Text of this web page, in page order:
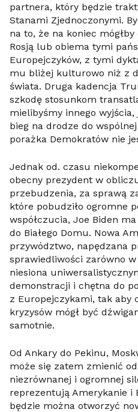
partnera, który będzie
Stanami Zjednoczonymi.
na to, że na koniec
Rosją lub obiema tymi
Europejczyków, z tymi
mu bliżej kulturowo niż z
świata. Druga kadencja
szkodę stosunkom
mielibyśmy innego
bieg na drodze do
porażka Demokratów nie
Jednak od. czasu
obecny prezydent w
przebudzenia, za sprawą
które pobudziło ogromne
współczucia, Joe Biden
do Białego Domu. Nowa
przywództwo, napędzana
sprawiedliwości zarówno
niesiona
demonstracji i chętna do
z Europejczykami, tak aby
kryzysów mógł być
samotnie.
Od Ankary do Pekinu,
może się zatem zmienić
niezrównanej i ogromnej
reprezentują Amerykanie i
będzie można otworzyć